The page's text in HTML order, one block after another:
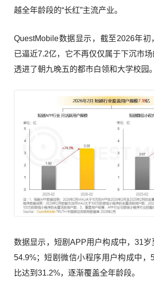
越全年龄段的“长红”主流产业。
QuestMobile数据显示，截至2026年初
已逼近7.2亿，它不再仅仅属于下沉市
透进了朝九晚五的都市白领和大学校园。
数据显示，短剧APP用户构成中，31岁
54.9%；短剧微信小程序用户构成中，
比达到31.2%，逐渐覆盖全年龄段。